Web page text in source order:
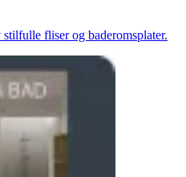
fliser og baderomsplater.